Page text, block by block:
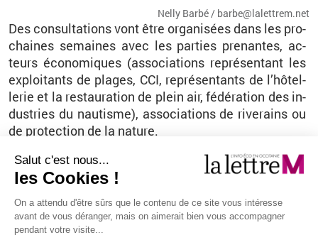
Nelly Barbé / bar­be@​la­let­trem.​net
Des consul­ta­tions vont être or­ga­ni­sées dans les pro­
chaines se­maines avec les par­ties pre­nantes, ac­
teurs éco­no­miques (as­so­cia­tions re­pré­sen­tant les
ex­ploi­tants de plages, CCI, re­pré­sen­tants de l’hô­tel­
le­rie et la res­tau­ra­tion de plein air, fé­dé­ra­tion des in­
dus­tries du nau­tisme), as­so­cia­tions de ri­ve­rains ou
de pro­tec­tion de la na­ture.